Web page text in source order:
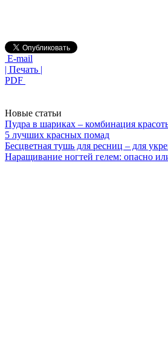
E-mail
| Печать |
PDF
Новые статьи
Пудра в шариках – комбинация
5 лучших красных помад
Бесцветная тушь для ресниц – для
Наращивание ногтей гелем: опасно